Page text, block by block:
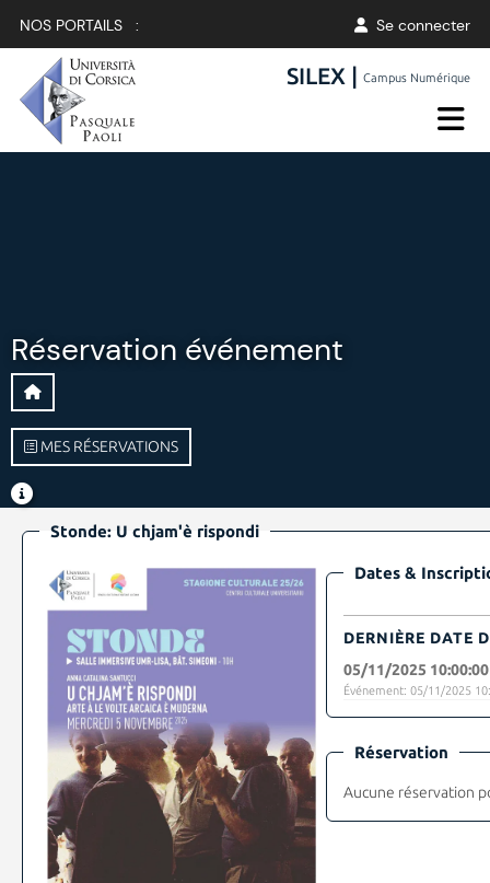
NOS PORTAILS : Se connecter
SILEX |Campus Numérique
Réservation événement
MES RÉSERVATIONS
Stonde: U chjam'è rispondi
Dates &
DERNIÈRE DATE
05/11/2025 10:00:00
Événement: 05/11/2025
Réservation
Aucune réservation